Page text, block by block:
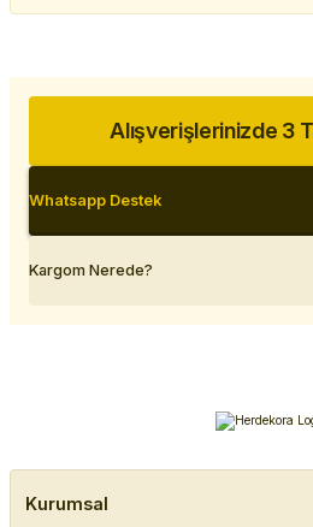
Alışverişlerinizde 3
Whatsapp Destek
Kargom Nerede?
Kurumsal